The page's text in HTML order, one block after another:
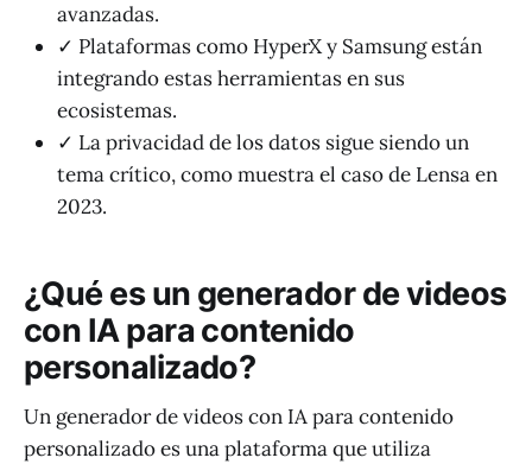
avanzadas.
✓ Plataformas como HyperX y Samsung están
integrando estas herramientas en sus
ecosistemas.
✓ La privacidad de los datos sigue siendo un
tema crítico, como muestra el caso de Lensa en
2023.
¿Qué es un generador de videos
con IA para contenido
personalizado?
Un generador de videos con IA para contenido
personalizado es una plataforma que utiliza